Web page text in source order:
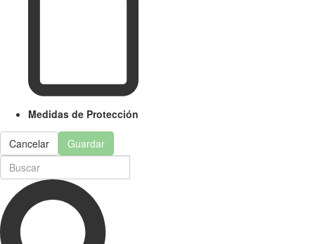
Medidas de Protección
Cancelar Guardar